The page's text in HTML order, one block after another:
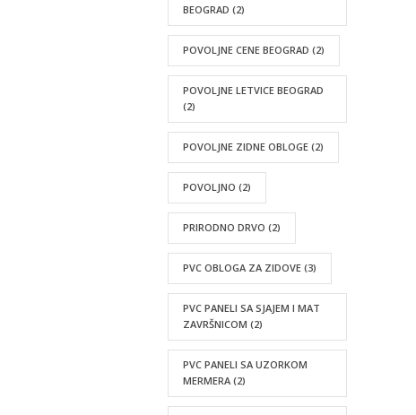
BEOGRAD (2)
POVOLJNE CENE BEOGRAD (2)
POVOLJNE LETVICE BEOGRAD
(2)
POVOLJNE ZIDNE OBLOGE (2)
POVOLJNO (2)
PRIRODNO DRVO (2)
PVC OBLOGA ZA ZIDOVE (3)
PVC PANELI SA SJAJEM I MAT
ZAVRŠNICOM (2)
PVC PANELI SA UZORKOM
MERMERA (2)